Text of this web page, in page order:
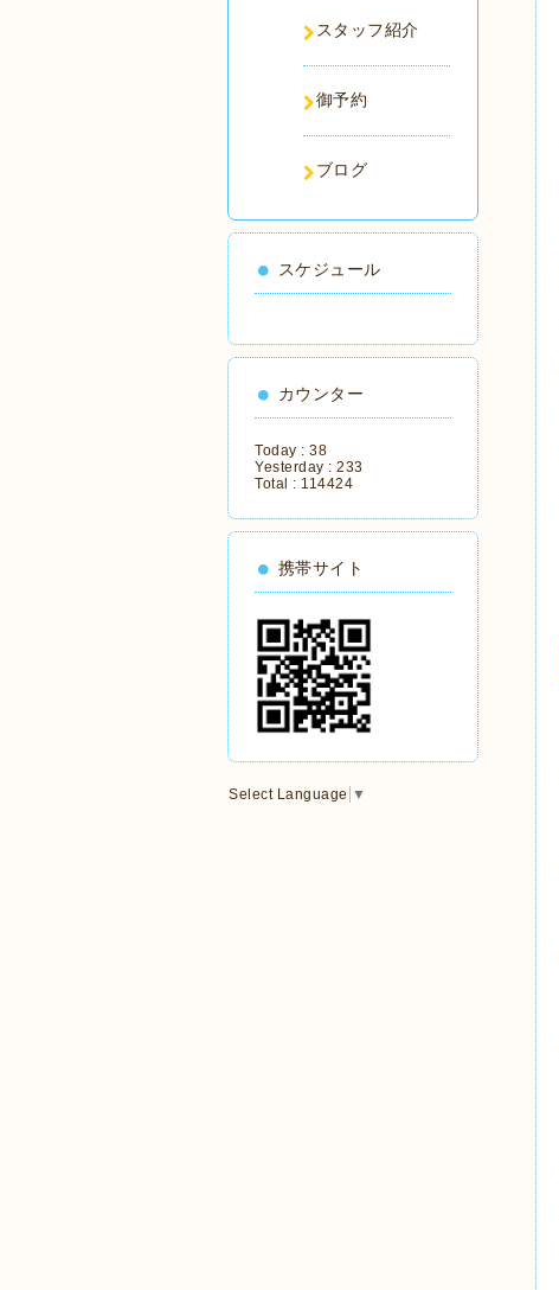
スタッフ紹介
御予約
ブログ
スケジュール
カウンター
Today : 38
Yesterday : 233
Total : 114424
携帯サイト
Select Language ▼